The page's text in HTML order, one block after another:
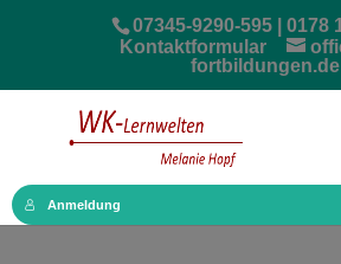
07345-9290-595 | 0178
Kontaktformular
fortbildungen.de
Anmeldung